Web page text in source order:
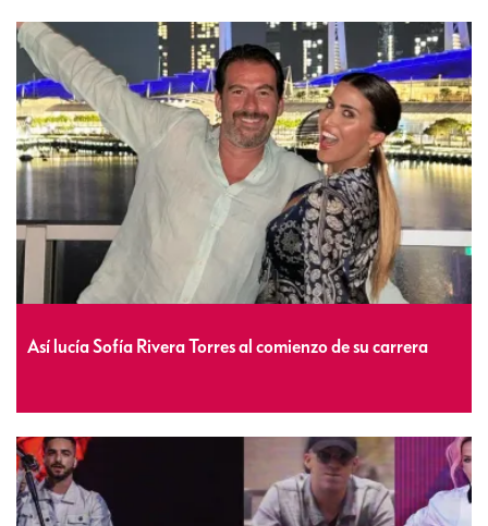
Así lucía Sofía Rivera Torres al comienzo de su carrera